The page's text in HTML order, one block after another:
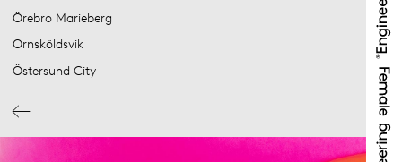
Örebro Marieberg
Örnsköldsvik
Östersund City